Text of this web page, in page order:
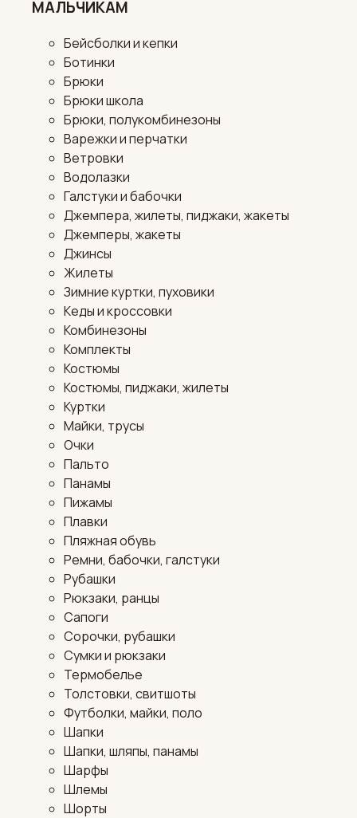
МАЛЬЧИКАМ
Бейсболки и кепки
Ботинки
Брюки
Брюки школа
Брюки, полукомбинезоны
Варежки и перчатки
Ветровки
Водолазки
Галстуки и бабочки
Джемпера, жилеты, пиджаки, жакеты
Джемперы, жакеты
Джинсы
Жилеты
Зимние куртки, пуховики
Кеды и кроссовки
Комбинезоны
Комплекты
Костюмы
Костюмы, пиджаки, жилеты
Куртки
Майки, трусы
Очки
Пальто
Панамы
Пижамы
Плавки
Пляжная обувь
Ремни, бабочки, галстуки
Рубашки
Рюкзаки, ранцы
Сапоги
Сорочки, рубашки
Сумки и рюкзаки
Термобелье
Толстовки, свитшоты
Футболки, майки, поло
Шапки
Шапки, шляпы, панамы
Шарфы
Шлемы
Шорты